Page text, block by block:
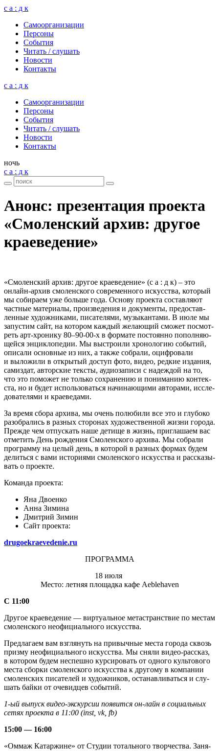
с а : д к
Само­ор­га­ни­за­ции
Пер­соны
Собы­тия
Читать / слу­шать
Ново­сти
Кон­такты
с а : д к
Само­ор­га­ни­за­ции
Пер­соны
Собы­тия
Читать / слу­шать
Ново­сти
Кон­такты
ночь
с а : д к
Анонс: пре­зен­та­ция про­екта
«Смо­лен­ский архив: дру­гое
кра­е­ве­де­ние»
«Смо­лен­ский архив: дру­гое кра­е­ве­де­ние» (с а : д к) – это
онлайн-архив смо­лен­ского совре­мен­ного искус­ства, кото­рый
мы соби­раем уже больше года. Основу про­екта состав­ляют
част­ные мате­ри­алы, про­из­ве­де­ния и доку­менты, предо­став­
лен­ные худож­ни­ками, писа­те­лями, музы­кан­тами. В июле мы
запу­стим сайт, на кото­ром каж­дый жела­ю­щий смо­жет посмот­
реть арт-хронику 80–90-00‑х в фор­мате посто­янно попол­ня­ю­
щейся энцик­ло­пе­дии. Мы выстро­или хро­но­ло­гию собы­тий,
опи­сали основ­ные из них, а также собрали, оциф­ро­вали
и выло­жили в откры­тый доступ фото, видео, ред­кие изда­ния,
сам­из­дат, автор­ские тек­сты, ауди­о­за­писи с надеж­дой на то,
что это помо­жет не только сохра­не­нию и пони­ма­нию кон­тек­
ста, но и будет исполь­зо­ваться начи­на­ю­щими авто­рами, иссле­
до­ва­те­лями и кра­е­ве­дами.
За время сбора архива, мы очень полю­били все это и глу­боко
разо­бра­лись в раз­ных сто­ро­нах худо­же­ствен­ной жизни города.
Прежде чем отпус­кать наше детище в жизнь, при­гла­шаем вас
отме­тить День рож­де­ния Смо­лен­ского архива. Мы собрали
про­грамму на целый день, в кото­рой в раз­ных фор­мах будем
делиться с вами исто­ри­ями смо­лен­ского искус­ства и рас­ска­зы­
вать о про­екте.
Команда про­екта:
Яна Дво­енко
Анна Зимина
Дмит­рий Зимин
Сайт про­екта:
drugoekraevedenie.ru
ПРО­ГРАММА
18 июля
Место: лет­няя пло­щадка кафе Аeblehaven
С 11:00
Дру­гое кра­е­ве­де­ние — вир­ту­аль­ное мета­стран­ствие по местам
смо­лен­ского неофи­ци­аль­ного искус­ства.
Пред­ла­гаем вам взгля­нуть на при­выч­ные места города сквозь
призму неофи­ци­аль­ного искус­ства. Мы сняли видео-рассказ,
в кото­ром будем неспешно кур­си­ро­вать от одного куль­то­вого
места сборки смо­лен­ского искус­ства к дру­гому в ком­па­нии
смо­лен­ских писа­те­лей и худож­ни­ков, оста­нав­ли­ваться и слу­
шать байки от оче­вид­цев собы­тий.
1‑ый выпуск видео-экскурсии появится он-лайн в соци­аль­ных
сетях про­екта в 11:00 (inst, vk, fb)
15:00 — 16:00
«Оммаж Катар­жине» от Сту­дии тоталь­ного твор­че­ства. Заня­